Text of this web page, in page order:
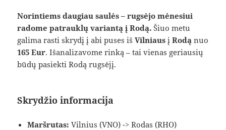
Norintiems daugiau saulės – rugsėjo mėnesiui
radome patrauklų variantą į Rodą. Šiuo metu
galima rasti skrydį į abi puses išVilniaus įRodą nuo
165 Eur. Išanalizavome rinką – tai vienas geriausių
būdų pasiekti Rodą rugsėjį.
Skrydžio informacija
Maršrutas: Vilnius (VNO) -> Rodas (RHO)